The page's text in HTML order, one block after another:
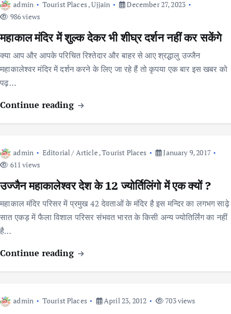
admin Tourist Places,Ujjain
December 27, 2023
986 views
महाकाल मंदिर में शुल्क देकर भी शीघ्र दर्शन नहीं कर सकेंगे
क्या आप और आपके परिचित रिश्तेदार और बाहर से आए श्रद्धालु उज्जैन
महाकालेश्वर मंदिर में दर्शन करने के लिए जा रहे हैं तो कृपया एक बार इस खबर को
पढ़…
Continue reading
admin Editorial / Article,Tourist Places
January 9, 2017
611 views
उज्जैन महाकालेश्वर देश के 12 ज्योर्तिलिंगो में एक क्यों ?
महाकाल मंदिर परिसर में प्रमुख 42 देवताओं के मंदिर है इस मन्दिर का लगभग साढ़े
सात एकड़ में फैला विशाल परिसर संभवत भारत के किसी अन्य ज्योतिर्लिंग का नहीं
है…
Continue reading
admin Tourist Places April 23, 2012 703 views